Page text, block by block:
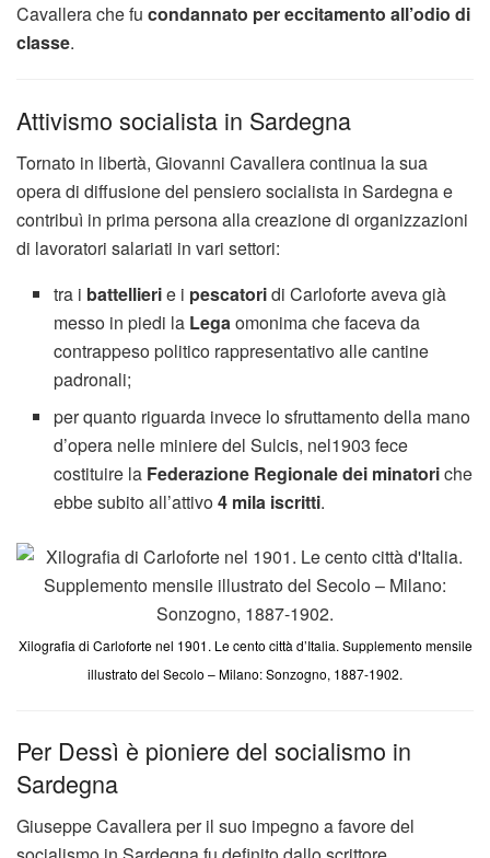
Cavallera che fu condannato per eccitamento all’odio di
classe.
Attivismo socialista in Sardegna
Tornato in libertà, Giovanni Cavallera continua la sua
opera di diffusione del pensiero socialista in Sardegna e
contribuì in prima persona alla creazione di organizzazioni
di lavoratori salariati in vari settori:
tra i battellierie i pescatoridi Carloforte aveva già
messo in piedi la Legaomonima che faceva da
contrappeso politico rappresentativo alle cantine
padronali;
per quanto riguarda invece lo sfruttamento della mano
d’opera nelle miniere del Sulcis, nel1903 fece
costituire la Federazione Regionale dei minatoriche
ebbe subito all’attivo4 mila iscritti.
Xilografia di Carloforte nel 1901. Le cento città d’Italia. Supplemento mensile
illustrato del Secolo – Milano: Sonzogno, 1887-1902.
Per Dessì è pioniere del socialismo in
Sardegna
Giuseppe Cavallera per il suo impegno a favore del